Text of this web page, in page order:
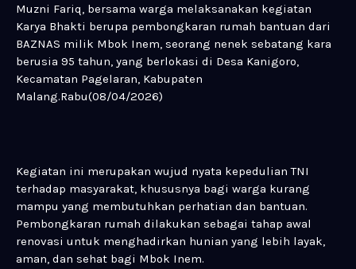
Muzni Fariq, bersama warga melaksanakan kegiatan
Karya Bhakti berupa pembongkaran rumah bantuan dari
BAZNAS milik Mbok Inem, seorang nenek sebatang kara
berusia 95 tahun, yang berlokasi di Desa Kanigoro,
Kecamatan Pagelaran, Kabupaten
Malang.Rabu(08/04/2026)
Kegiatan ini merupakan wujud nyata kepedulian TNI
terhadap masyarakat, khususnya bagi warga kurang
mampu yang membutuhkan perhatian dan bantuan.
Pembongkaran rumah dilakukan sebagai tahap awal
renovasi untuk menghadirkan hunian yang lebih layak,
aman, dan sehat bagi Mbok Inem.